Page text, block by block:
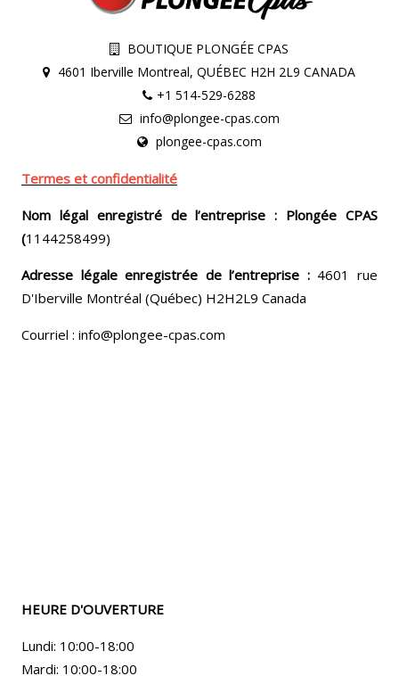
BOUTIQUE PLONGÉE CPAS
4601 Iberville Montreal, QUÉBEC H2H 2L9 CANADA
+1 514-529-6288
info@plongee-cpas.com
plongee-cpas.com
Termes et confidentialité
Nom légal enregistré de l’entreprise : Plongée CPAS
(1144258499)
Adresse légale enregistrée de l’entreprise :4601 rue
D'Iberville Montréal (Québec) H2H2L9 Canada
Courriel : info@plongee-cpas.com
HEURE D'OUVERTURE
Lundi: 10:00-18:00
Mardi: 10:00-18:00